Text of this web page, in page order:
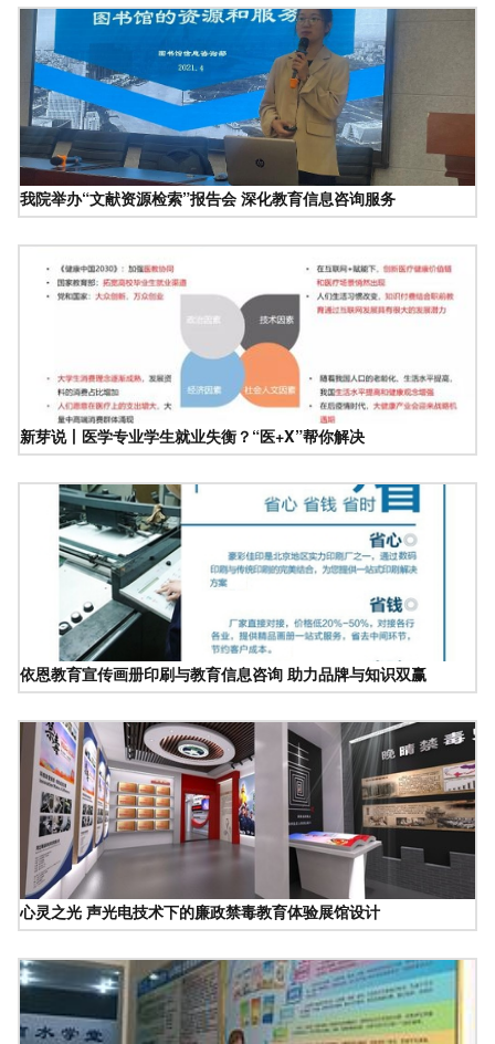
我院举办“文献资源检索”报告会 深化教育信息咨询服务
新芽说丨医学专业学生就业失衡？“医+X”帮你解决
依恩教育宣传画册印刷与教育信息咨询 助力品牌与知识双赢
心灵之光 声光电技术下的廉政禁毒教育体验展馆设计